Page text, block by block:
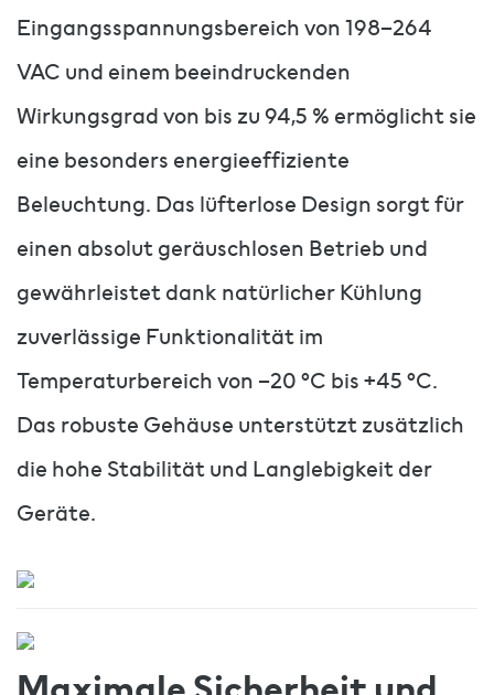
Eingangsspannungsbereich von 198–264
VAC und einem beeindruckenden
Wirkungsgrad von bis zu 94,5 % ermöglicht sie
eine besonders energieeffiziente
Beleuchtung. Das lüfterlose Design sorgt für
einen absolut geräuschlosen Betrieb und
gewährleistet dank natürlicher Kühlung
zuverlässige Funktionalität im
Temperaturbereich von –20 °C bis +45 °C.
Das robuste Gehäuse unterstützt zusätzlich
die hohe Stabilität und Langlebigkeit der
Geräte.